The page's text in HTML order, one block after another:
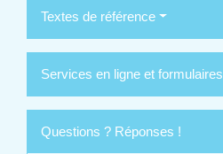
Textes de référence
Services en ligne et formulaires
Questions ? Réponses !